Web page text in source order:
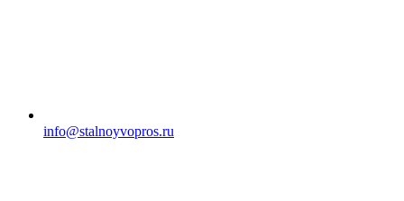
info@stalnoyvopros.ru